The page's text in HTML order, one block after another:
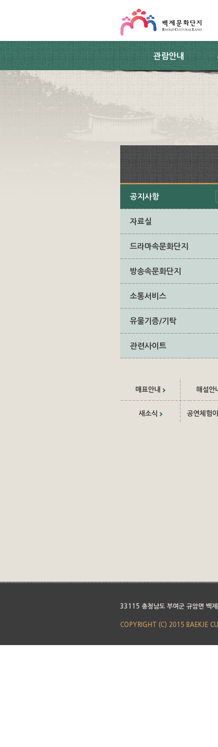
관람안내
공지사항
자료실
드라마속문화단지
방송속문화단지
소통서비스
유물기증/기탁
관련사이트
매표안내 해설안
새소식 공연체험
33115 충청남도 부여군 규암면 백
COPYRIGHT (C) 2015 BAEKJE